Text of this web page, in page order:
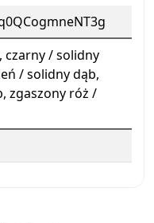
czarny / solidny
/ solidny dąb,
zgaszony róż /